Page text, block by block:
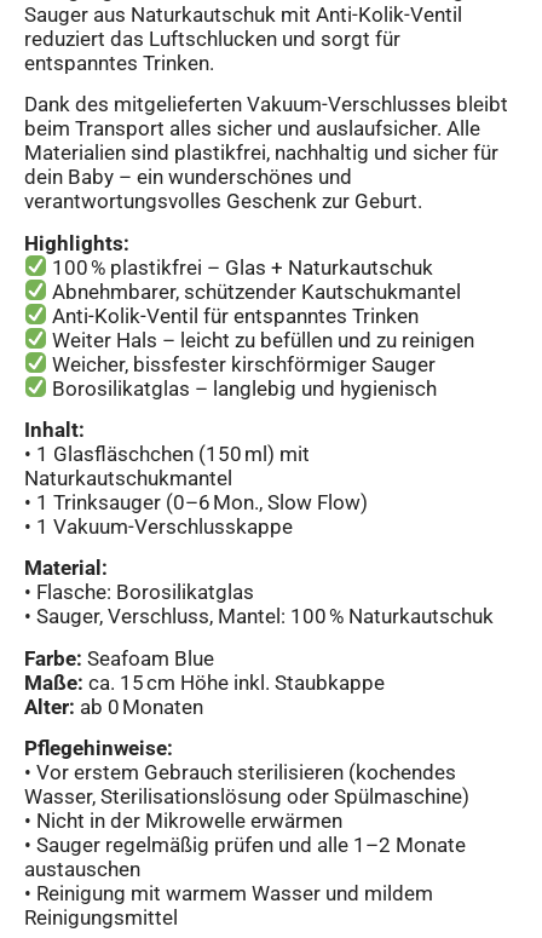
Sauger aus Naturkautschuk mit Anti-Kolik-Ventil
reduziert das Luftschlucken und sorgt für
entspanntes Trinken.
Dank des mitgelieferten Vakuum-Verschlusses bleibt
beim Transport alles sicher und auslaufsicher. Alle
Materialien sind plastikfrei, nachhaltig und sicher für
dein Baby – ein wunderschönes und
verantwortungsvolles Geschenk zur Geburt.
Highlights:
100 % plastikfrei – Glas + Naturkautschuk
Abnehmbarer, schützender Kautschukmantel
Anti-Kolik-Ventil für entspanntes Trinken
Weiter Hals – leicht zu befüllen und zu reinigen
Weicher, bissfester kirschförmiger Sauger
Borosilikatglas – langlebig und hygienisch
Inhalt:
• 1 Glasfläschchen (150 ml) mit
Naturkautschukmantel
• 1 Trinksauger (0–6 Mon., Slow Flow)
• 1 Vakuum-Verschlusskappe
Material:
• Flasche: Borosilikatglas
• Sauger, Verschluss, Mantel: 100 % Naturkautschuk
Farbe: Seafoam Blue
Maße: ca. 15 cm Höhe inkl. Staubkappe
Alter: ab 0 Monaten
Pflegehinweise:
• Vor erstem Gebrauch sterilisieren (kochendes
Wasser, Sterilisationslösung oder Spülmaschine)
• Nicht in der Mikrowelle erwärmen
• Sauger regelmäßig prüfen und alle 1–2 Monate
austauschen
• Reinigung mit warmem Wasser und mildem
Reinigungsmittel